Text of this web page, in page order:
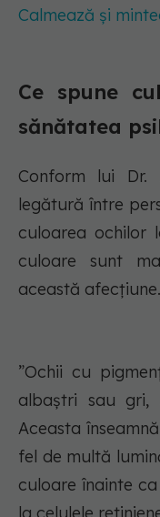
Calmează și
Ce spune
sănătatea
Conform lui Dr.
legătură între
culoarea ochilor
culoare sunt
această afecțiune.
”Ochii cu
albaștri sau gri,
Aceasta
fel de multă
culoare înainte